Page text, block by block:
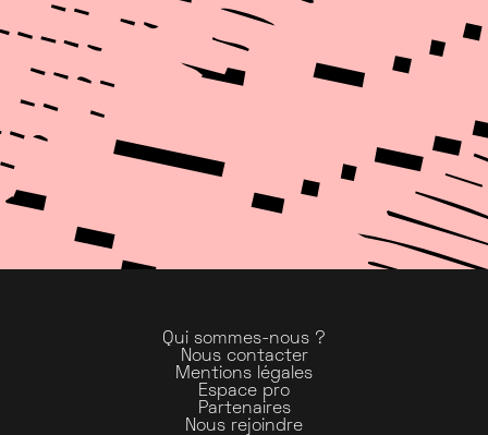
Qui sommes-nous ?
Nous contacter
Mentions légales
Espace pro
Partenaires
Nous rejoindre